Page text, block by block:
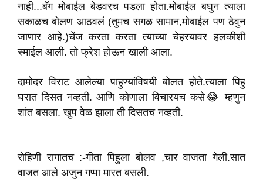
नाही...बॅग मोबाईल बेडवरच पडला होता.मोबाईल बघुन त्याला
सकाळच बोलण आठवलं (तुमच सगळ सामान,मोबाईल पण ठेवुन
जाणार आहे.)चेंज करता करता त्याच्या चेहरयावर हलकीशी
स्माईल आली. तो फ्रेश होऊन खाली आला.
दामोदर विराट आलेल्या पाहुण्यांविषयी बोलत होते.त्याला पिहु
घरात दिसत नव्हती. आणि कोणाला विचारयच कसे😂 म्हणुन
शांत बसला. खुप वेळ झाला ती दिसतच नव्हती.
रोहिणी रागातच :-गीता पिहुला बोलव ,चार वाजता गेली.सात
वाजत आले अजुन गप्पा मारत बसली.